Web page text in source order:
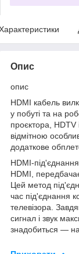
Опис
опис
HDMI кабель
у побуті та на
проєктора,
відмітною
додаткове
HDMI-
HDMI,
Цей метод
час під'єднання
телевізора.
сигнал і звук
знадобиться —